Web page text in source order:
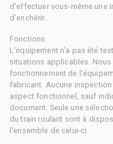
d'effectuer vous-même une
d'enchérir.
Fonctions
L'équipement n'a pas été
situations applicables.
fonctionnement de
fabricant. Aucune
aspect fonctionnel, sauf
document. Seule une
du train roulant sont à
l'ensemble de celui-ci.